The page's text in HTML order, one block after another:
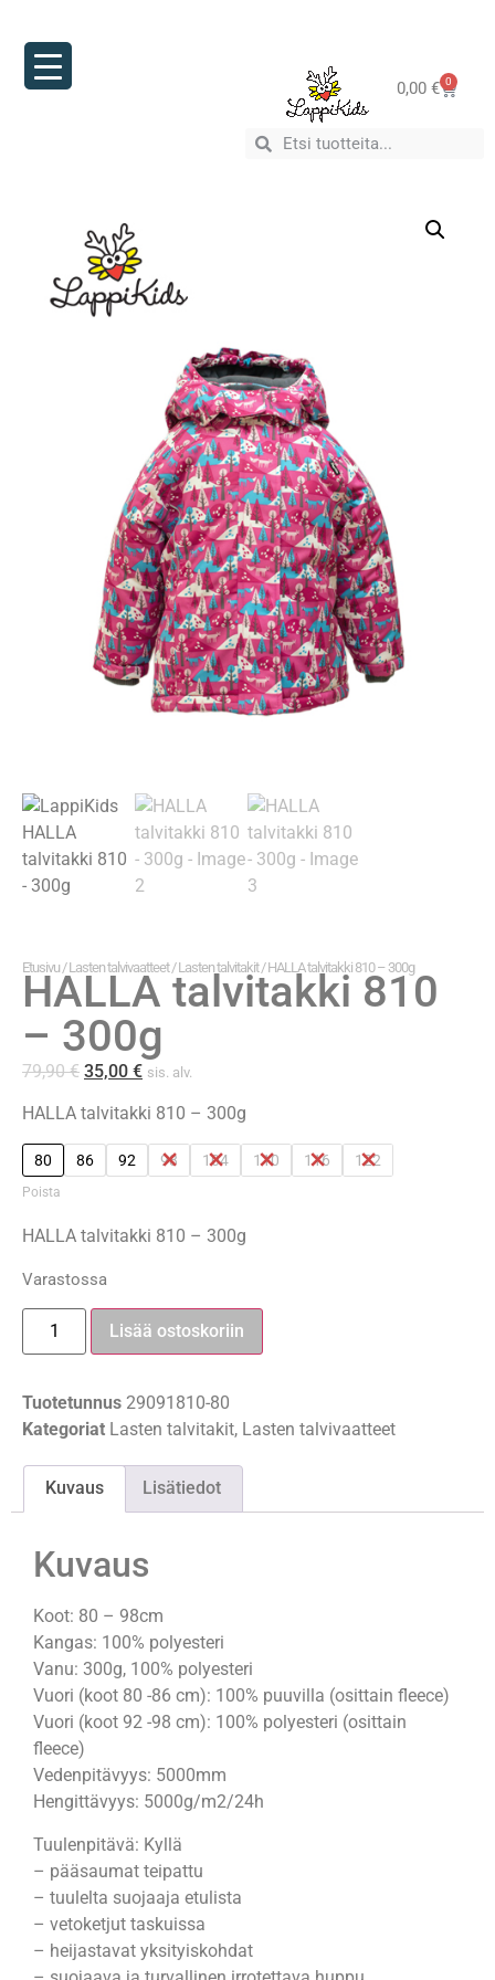
0,00 € 0
Etusivu /Lasten talvivaatteet/Lasten talvitakit/ HALLA talvitakki 810 – 300g
HALLA talvitakki 810
– 300g
79,90€ 35,00 € sis. alv.
HALLA talvitakki 810 – 300g
80 86 92 98 104 110 116 122
Poista
HALLA talvitakki 810 – 300g
Varastossa
Lisää ostoskoriin
Tuotetunnus 29091810-80
Kategoriat Lasten talvitakit, Lasten talvivaatteet
Kuvaus Lisätiedot
Kuvaus
Koot: 80 – 98cm
Kangas: 100% polyesteri
Vanu: 300g, 100% polyesteri
Vuori (koot 80 -86 cm): 100% puuvilla (osittain fleece)
Vuori (koot 92 -98 cm): 100% polyesteri (osittain
fleece)
Vedenpitävyys: 5000mm
Hengittävyys: 5000g/m2/24h
Tuulenpitävä: Kyllä
– pääsaumat teipattu
– tuulelta suojaaja etulista
– vetoketjut taskuissa
– heijastavat yksityiskohdat